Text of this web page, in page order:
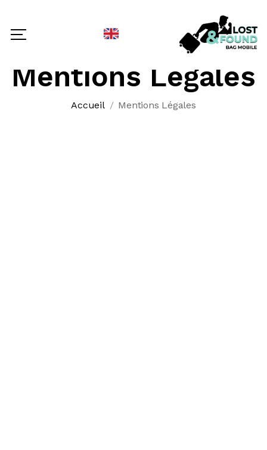
SELECT LANGUAGE▼
Mentions Légales
Accueil Mentions Légales